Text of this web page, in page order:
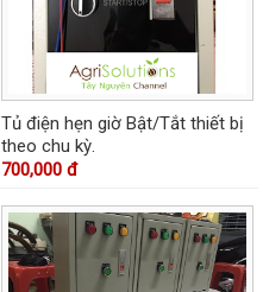
Tủ điện hẹn giờ Bật/Tắt thiết bị
theo chu kỳ.
700,000 đ